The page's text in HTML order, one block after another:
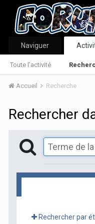
Naviguer
Toute l’activité
Accueil Recherche
Rechercher
Rechercher par